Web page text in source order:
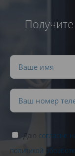
Даю согласие
политикой